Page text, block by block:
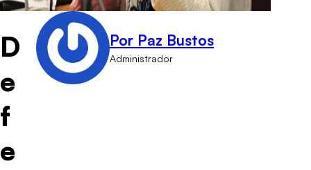
D
e
f
e
Por Paz Bustos
Administrador